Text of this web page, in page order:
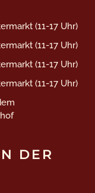
(11-17 Uhr)
(11-17 Uhr)
(11-17 Uhr)
(11-17 Uhr)
DER